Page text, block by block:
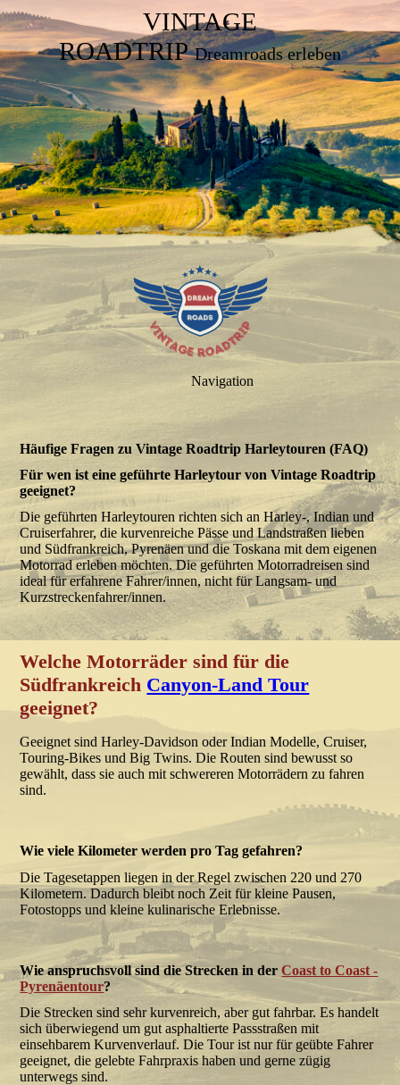
VINTAGE
ROADTRIPDreamroads erleben
Navigation
Häufige Fragen zu Vintage Roadtrip Harleytouren (FAQ)
Für wen ist eine geführte Harleytour von Vintage Roadtrip
geeignet?
Die geführten Harleytouren richten sich an Harley-, Indian und
Cruiserfahrer, die kurvenreiche Pässe und Landstraßen lieben
und Südfrankreich, Pyrenäen und die Toskana mit dem eigenen
Motorrad erleben möchten. Die geführten Motorradreisen sind
ideal für erfahrene Fahrer/innen, nicht für Langsam- und
Kurzstreckenfahrer/innen.
Welche Motorräder sind für die
Südfrankreich Canyon-Land Tour
geeignet?
Geeignet sind Harley-Davidson oder Indian Modelle, Cruiser,
Touring-Bikes und Big Twins. Die Routen sind bewusst so
gewählt, dass sie auch mit schwereren Motorrädern zu fahren
sind.
Wie viele Kilometer werden pro Tag gefahren?
Die Tagesetappen liegen in der Regel zwischen 220 und 270
Kilometern. Dadurch bleibt noch Zeit für kleine Pausen,
Fotostopps und kleine kulinarische Erlebnisse.
Wie anspruchsvoll sind die Strecken in derCoast to Coast -
Pyrenäentour?
Die Strecken sind sehr kurvenreich, aber gut fahrbar. Es handelt
sich überwiegend um gut asphaltierte Passstraßen mit
einsehbarem Kurvenverlauf. Die Tour ist nur für geübte Fahrer
geeignet, die gelebte Fahrpraxis haben und gerne zügig
unterwegs sind.